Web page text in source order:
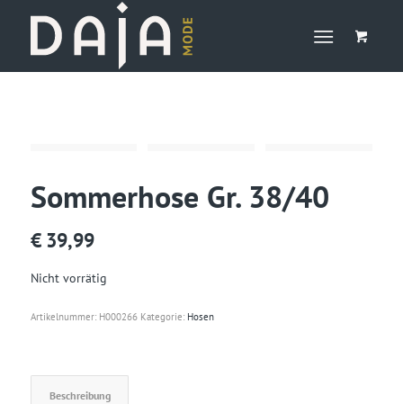
Sommerhose Gr. 38/40
€ 39,99
Nicht vorrätig
Artikelnummer: H000266 Kategorie: Hosen
Beschreibung